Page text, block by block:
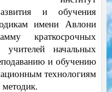
и обучения
имени Авлони
краткосрочных
начальных
и обучению
технологиям